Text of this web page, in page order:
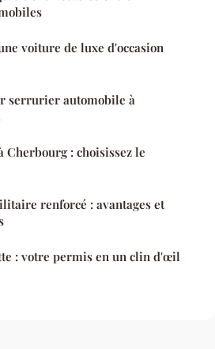
voiture de luxe d'occasion
serrurier automobile à
: choisissez le
renforcé : avantages et
: votre permis en un clin d'œil